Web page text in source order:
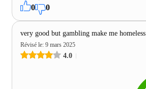
0 0
very good but gambling make me homeless
Révisé le: 9 mars 2025
4.0